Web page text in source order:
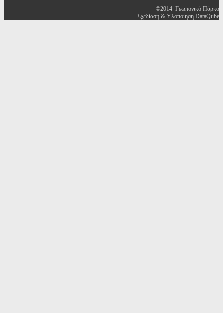
©2014 Γεωπονικό Πάρκο
Σχεδίαση & Υλοποίηση DataQube